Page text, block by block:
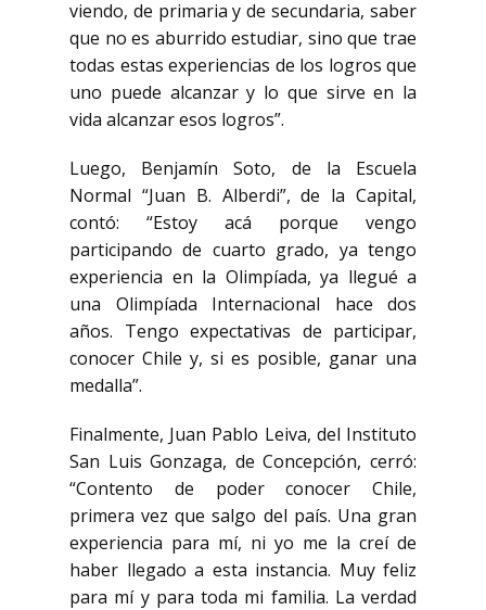
viendo, de primaria y de secundaria, saber
que no es aburrido estudiar, sino que trae
todas estas experiencias de los logros que
uno puede alcanzar y lo que sirve en la
vida alcanzar esos logros”.
Luego, Benjamín Soto, de la Escuela
Normal “Juan B. Alberdi”, de la Capital,
contó: “Estoy acá porque vengo
participando de cuarto grado, ya tengo
experiencia en la Olimpíada, ya llegué a
una Olimpíada Internacional hace dos
años. Tengo expectativas de participar,
conocer Chile y, si es posible, ganar una
medalla”.
Finalmente, Juan Pablo Leiva, del Instituto
San Luis Gonzaga, de Concepción, cerró:
“Contento de poder conocer Chile,
primera vez que salgo del país. Una gran
experiencia para mí, ni yo me la creí de
haber llegado a esta instancia. Muy feliz
para mí y para toda mi familia. La verdad